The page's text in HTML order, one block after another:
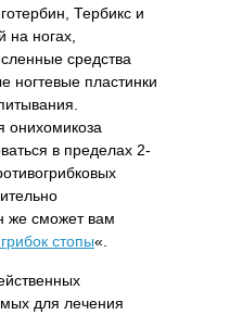
Тербикс и
на ногах,
средства
ногтевые пластинки
онихомикоза
в пределах 2-
же сможет вам
стопы«.
для лечения